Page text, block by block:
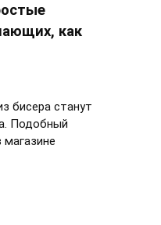
как
бисера станут
Подобный